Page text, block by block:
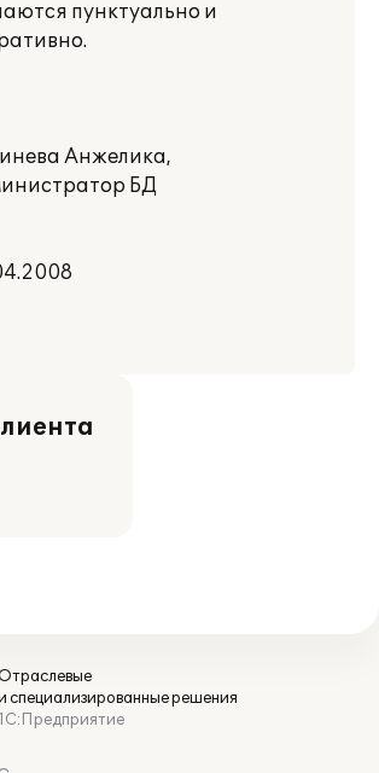
пунктуально и
Анжелика,
БД
специализированные решения
1С:Предприятие